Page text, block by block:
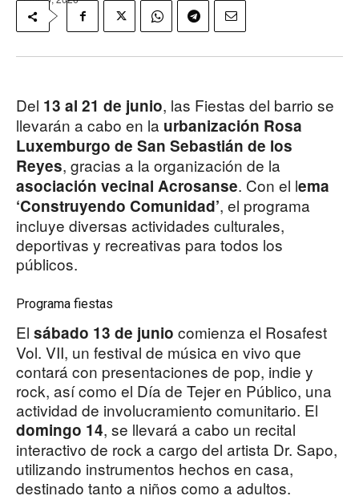
Del 13 al 21 de junio, las Fiestas del barrio se
llevarán a cabo en la urbanización Rosa
Luxemburgo de San Sebastián de los
Reyes, gracias a la organización de la
asociación vecinal Acrosanse. Con el lema
‘Construyendo Comunidad’, el programa
incluye diversas actividades culturales,
deportivas y recreativas para todos los
públicos.
Programa fiestas
El sábado 13 de junio comienza el Rosafest
Vol. VII, un festival de música en vivo que
contará con presentaciones de pop, indie y
rock, así como el Día de Tejer en Público, una
actividad de involucramiento comunitario. El
domingo 14, se llevará a cabo un recital
interactivo de rock a cargo del artista Dr. Sapo,
utilizando instrumentos hechos en casa,
destinado tanto a niños como a adultos.